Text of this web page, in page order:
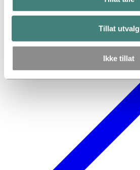
Tillat utvalg
Ikke tillat